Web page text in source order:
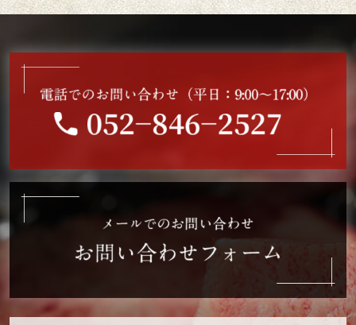
りんご
3枚 200g × 3枚 合計 600g
ごく嬉しいです。
父もとても喜んでいたので、購入して良かったです。
やの
ご購入いただいた商品：父の日 名入れ お肉ギフト ステーキ
2枚 200g × 2枚 合計 400g
ネットで見つけて購入しました。
2025/06/15